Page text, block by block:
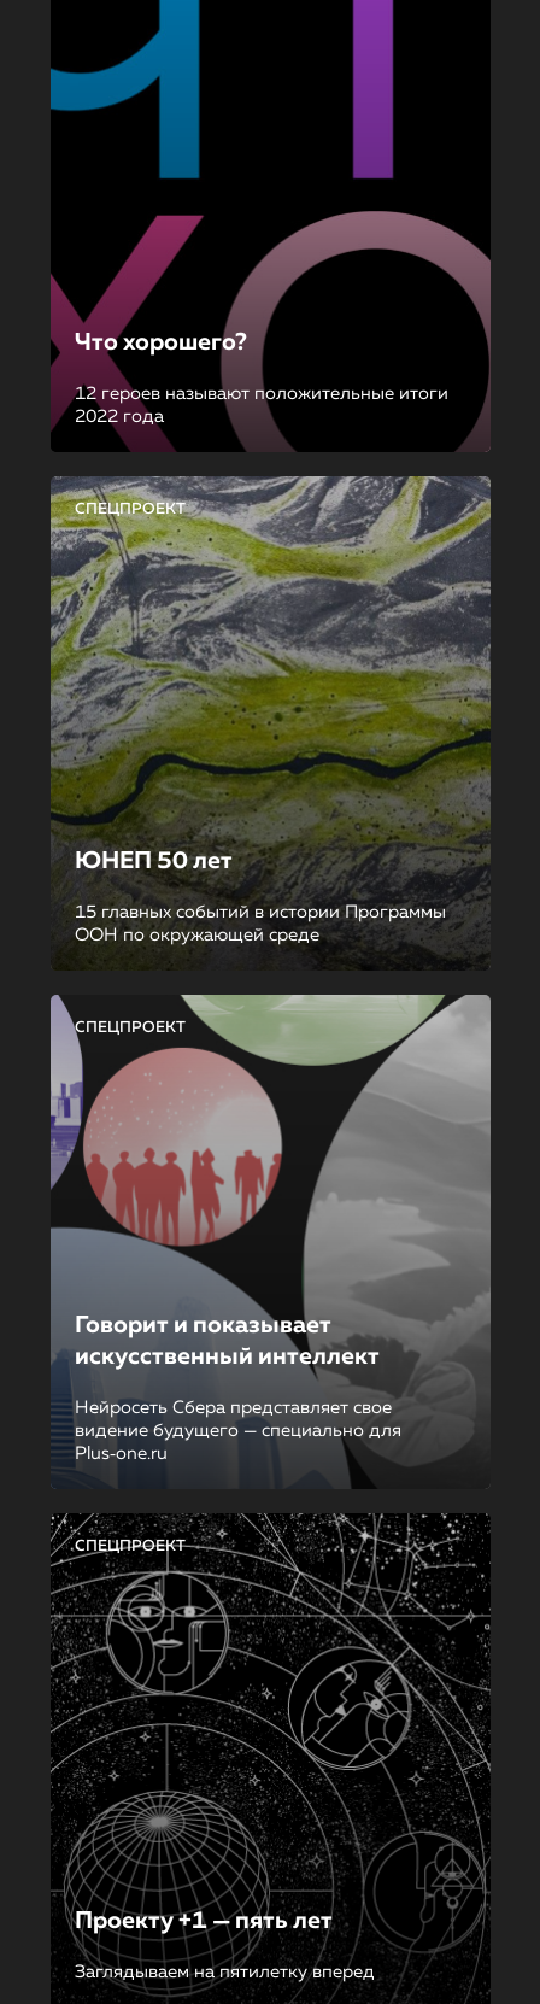
Что хорошего?
12 героев называют положительные итоги
2022 года
СПЕЦПРОЕКТ
ЮНЕП 50 лет
15 главных событий в истории Программы
ООН по окружающей среде
СПЕЦПРОЕКТ
Говорит и показывает
искусственный интеллект
Нейросеть Сбера представляет свое
видение будущего — специально для
Plus‑one.ru
СПЕЦПРОЕКТ
Проекту +1 — пять лет
Заглядываем на пятилетку вперед